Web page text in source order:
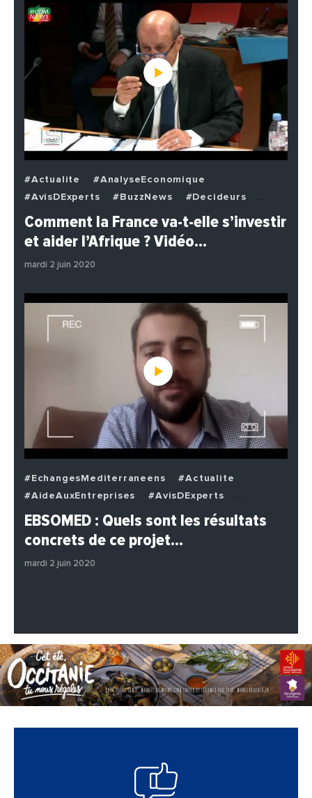
#Actualite
#AnalyseEconomique
#AvisDExperts
#BuzzNews
#Decideurs
#EchangesMediterraneens
#Economie
#Politique
Comment la France va-t-elle s’investir
et aider l’Afrique ? Vidéo…
mardi 2 juin 2020
#EchangesMediterraneens
#Actualite
#AideAuxEntreprises
#AvisDExperts
#BuzzNews
#Decideurs
#Entreprises
#Institutions
EBSOMED : Quels sont les résultats
concrets de ce projet…
mardi 2 juin 2020